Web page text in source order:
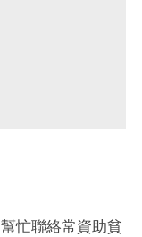
忙聯絡常資助貧